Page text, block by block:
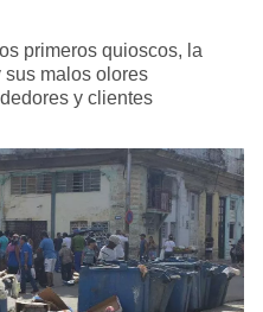
primeros quioscos, la
sus malos olores
y clientes